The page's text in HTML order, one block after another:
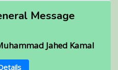
Message
Jahed Kamal